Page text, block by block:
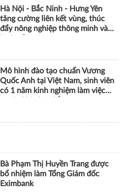
Khởi động dự án SMS-MP, góp
phần bảo vệ tầng ozone và giảm
phát thải khí nhà kính
Hà Nội - Bắc Ninh - Hưng Yên
tăng cường liên kết vùng, thúc
đẩy nông nghiệp thông minh và
trước khi nhận bằng